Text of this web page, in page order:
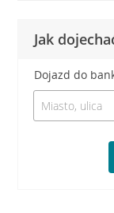
Jak
Dojazd do